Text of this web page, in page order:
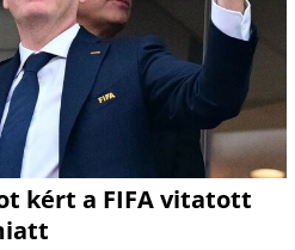
kért a FIFA vitatott